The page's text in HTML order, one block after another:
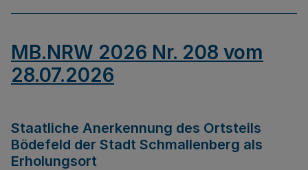
MB.NRW 2026 Nr. 208 vom
28.07.2026
Staatliche Anerkennung des Ortsteils
Bödefeld der Stadt Schmallenberg als
Erholungsort